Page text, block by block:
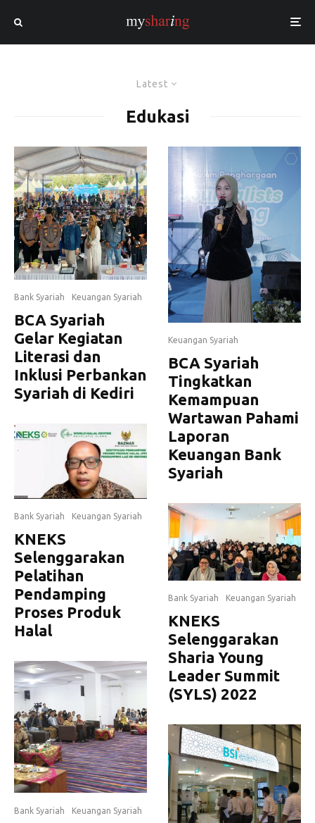
Latest
Edukasi
Bank Syariah Keuangan Syariah
BCA Syariah
Gelar Kegiatan
Literasi dan
Inklusi Perbankan
Syariah di Kediri
Bank Syariah Keuangan Syariah
KNEKS
Selenggarakan
Pelatihan
Pendamping
Proses Produk
Halal
Bank Syariah Keuangan Syariah
Keuangan Syariah
BCA Syariah
Tingkatkan
Kemampuan
Wartawan Pahami
Laporan
Keuangan Bank
Syariah
Bank Syariah Keuangan Syariah
KNEKS
Selenggarakan
Sharia Young
Leader Summit
(SYLS) 2022